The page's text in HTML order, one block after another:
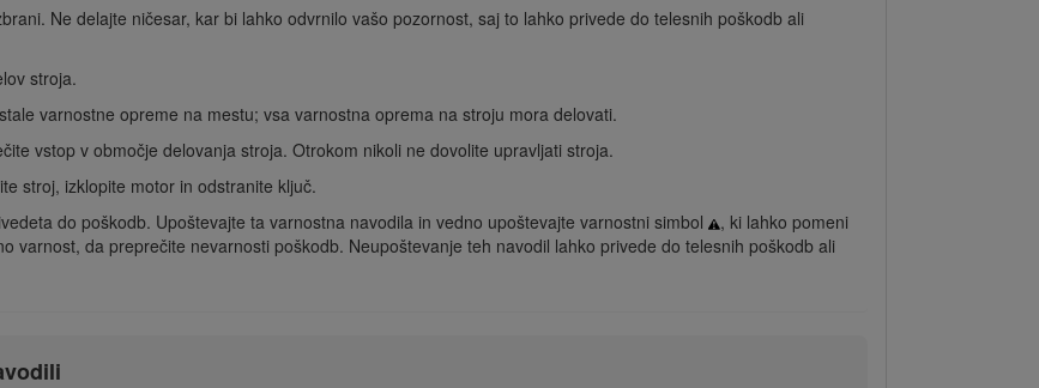
Ne delajte ničesar, kar bi lahko odvrnilo vašo pozornost, saj to lahko privede do telesnih poškodb ali
stroja.
varnostne opreme na mestu; vsa varnostna oprema na stroju mora delovati.
vstop v območje delovanja stroja. Otrokom nikoli ne dovolite upravljati stroja.
stroj, izklopite motor in odstranite ključ.
do poškodb. Upoštevajte ta varnostna navodila in vedno upoštevajte varnostni simbol
, ki lahko pomeni
varnost, da preprečite nevarnosti poškodb. Neupoštevanje teh navodil lahko privede do telesnih poškodb ali